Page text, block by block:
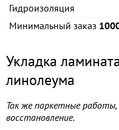
Гидроизоляция
Минимальный заказ
Укладка
линолеума
Так же паркетные
восстановление.